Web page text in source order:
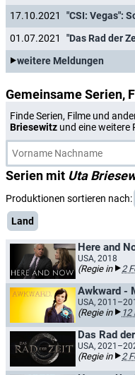
17.10.2021
"CSI: Vegas":
01.07.2021
weitere Meldungen
Gemeinsame Serien,
Finde Serien, Filme und
Briesewitz und eine weitere
Serien mit Uta
Produktionen sortieren nach:
Land
Here and
USA, 2018
(Regie in 2
USA,
(Regie in 12
Das Rad
USA,
(Regie in 2